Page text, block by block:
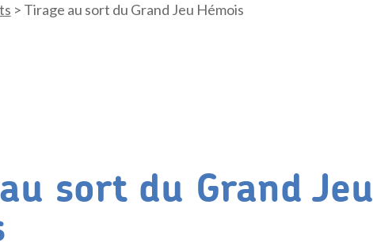
> Tirage au sort du Grand Jeu Hémois
sort du Grand Jeu